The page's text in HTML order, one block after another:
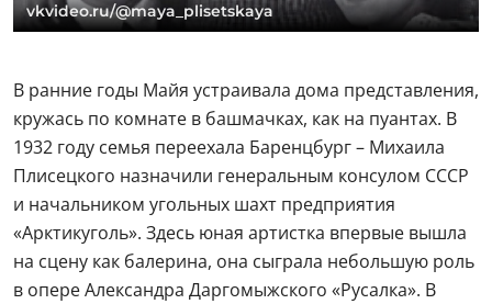
vkvideo.ru/@maya_plisetskaya
В ранние годы Майя устраивала дома представления,
кружась по комнате в башмачках, как на пуантах. В
1932 году семья переехала Баренцбург – Михаила
Плисецкого назначили генеральным консулом СССР
и начальником угольных шахт предприятия
«Арктикуголь». Здесь юная артистка впервые вышла
на сцену как балерина, она сыграла небольшую роль
в опере Александра Даргомыжского «Русалка». В